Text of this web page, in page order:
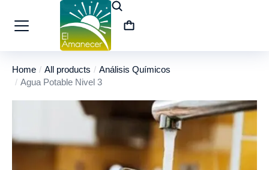
You are here:
Home All products
Análisis Químicos
Agua Potable Nivel 3